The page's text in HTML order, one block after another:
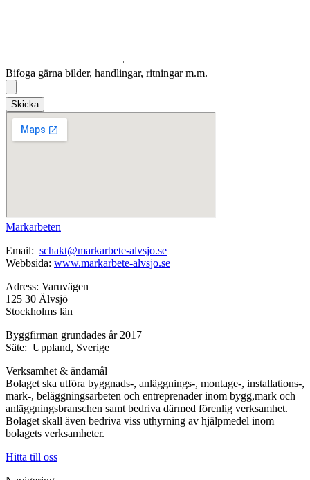
Bifoga gärna bilder, handlingar, ritningar m.m.
Skicka
Markarbeten
Email: schakt@markarbete-alvsjo.se
Webbsida: www.markarbete-alvsjo.se
Adress: Varuvägen
125 30 Älvsjö
Stockholms län
Byggfirman grundades år 2017
Säte: Uppland, Sverige
Verksamhet & ändamål
Bolaget ska utföra byggnads-, anläggnings-, montage-, installations-,
mark-, beläggningsarbeten och entreprenader inom bygg,mark och
anläggningsbranschen samt bedriva därmed förenlig verksamhet.
Bolaget skall även bedriva viss uthyrning av hjälpmedel inom
bolagets verksamheter.
Hitta till oss